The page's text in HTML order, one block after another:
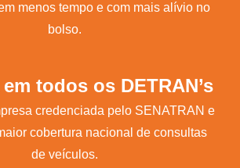
menos tempo e com mais alívio no
bolso.
todos os DETRAN’s
credenciada pelo SENATRAN e
cobertura nacional de consultas
de veículos.